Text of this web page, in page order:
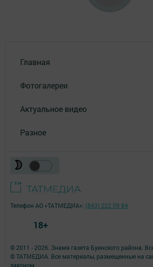
Главная
Фотогалереи
Актуальное видео
Разное
© 2011 - 2026. Знамя газета Буинского района.
© ТАТМЕДИА. Все материалы, размещенные на
законом.
Телефон АО «ТАТМЕДИА»: (843) 222 09 84
18+